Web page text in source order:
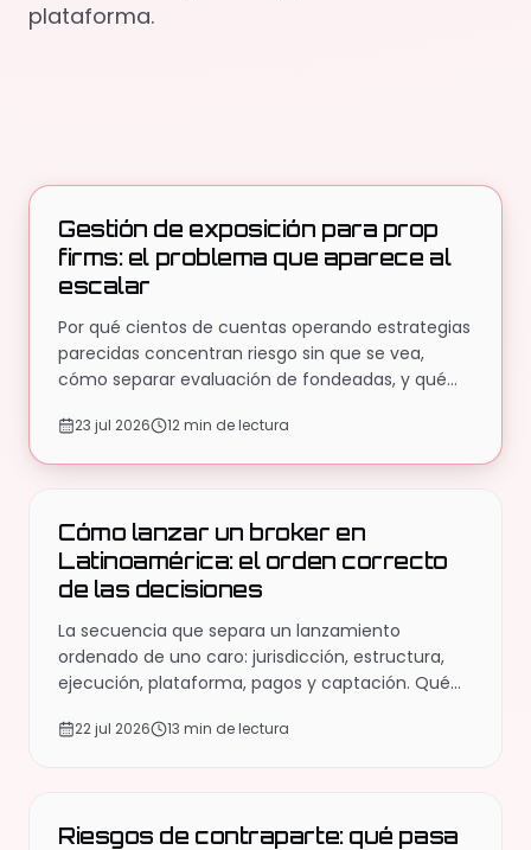
plataforma.
Artículos
Gestión de exposición para prop
firms: el problema que aparece al
escalar
Por qué cientos de cuentas operando estrategias
parecidas concentran riesgo sin que se vea,
cómo separar evaluación de fondeadas, y qué
23 jul 2026 12 min de lectura
EDUCACIÓN
Cómo lanzar un broker en
Latinoamérica: el orden correcto
de las decisiones
La secuencia que separa un lanzamiento
ordenado de uno caro: jurisdicción, estructura,
ejecución, plataforma, pagos y captación. Qué
22 jul 2026 13 min de lectura
Riesgos de contraparte: qué pasa